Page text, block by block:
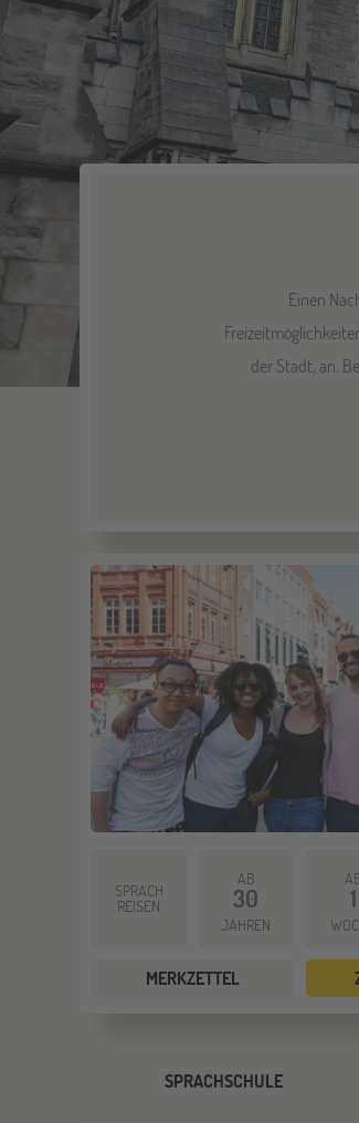
Einen
der Stadt, an.
SPRACH
REISEN
AB
30
JAHREN
1
MERKZETTEL
SPRACHSCHULE